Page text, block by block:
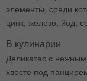
элементы, среди
цинк, железо, йод,
В кулинарии
Деликатес с
хвосте под